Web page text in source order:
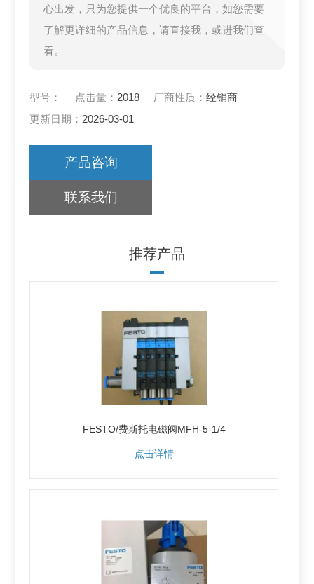
心出发，只为您提供一个优良的平台，如您需要
了解更详细的产品信息，请直接我，或进我们查
看。
型号： 点击量： 2018 厂商性质：经销商
更新日期： 2026-03-01
产品咨询
联系我们
推荐产品
FESTO/费斯托电磁阀MFH-5-1/4
点击详情